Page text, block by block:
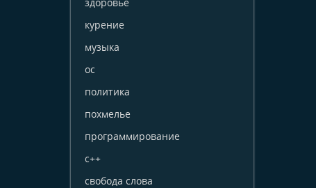
курение
музыка
ос
политика
похмелье
программирование
с++
свобода слова